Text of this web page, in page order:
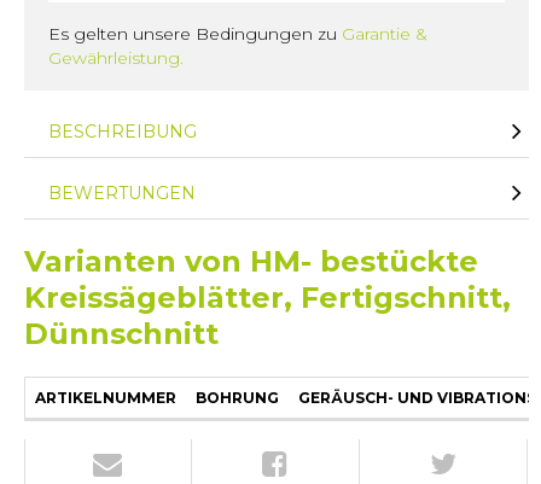
Es gelten unsere Bedingungen zu Garantie &
Gewährleistung.
BESCHREIBUNG
BEWERTUNGEN
Varianten von HM- bestückte
Kreissägeblätter, Fertigschnitt,
Dünnschnitt
ARTIKELNUMMER BOHRUNG GERÄUSCH- UND